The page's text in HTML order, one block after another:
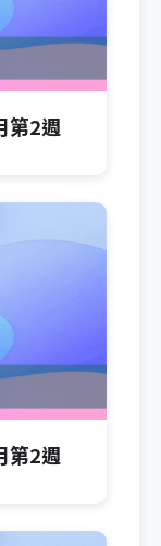
第2週
第2週